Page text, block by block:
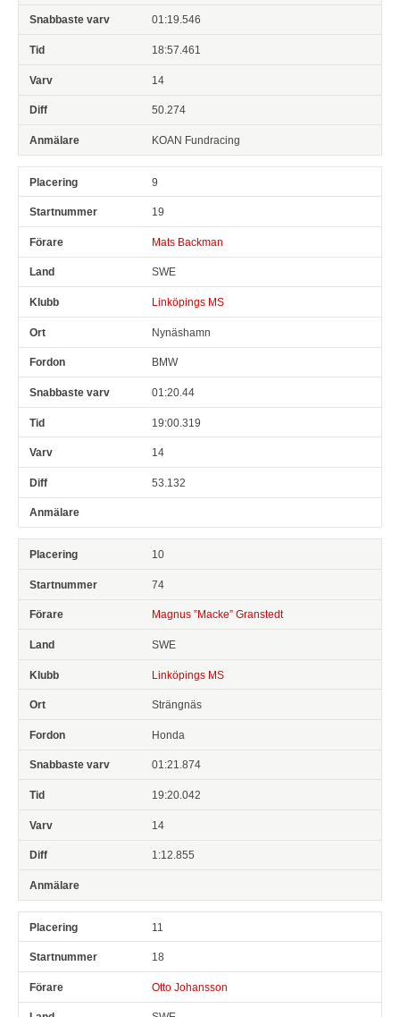
01:19.546
18:57.461
14
50.274
KOAN Fundracing
9
19
Mats Backman
SWE
Linköpings MS
Nynäshamn
BMW
01:20.44
19:00.319
14
53.132
10
74
Magnus ”Macke” Granstedt
SWE
Linköpings MS
Strängnäs
Honda
01:21.874
19:20.042
14
1:12.855
11
18
Otto Johansson